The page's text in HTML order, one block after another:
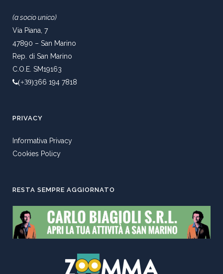
(a socio unico)
Via Piana, 7
47890 – San Marino
Rep. di San Marino
C.O.E. SM19163
(+39)366 194 7818
PRIVACY
Informativa Privacy
Cookies Policy
RESTA SEMPRE AGGIORNATO